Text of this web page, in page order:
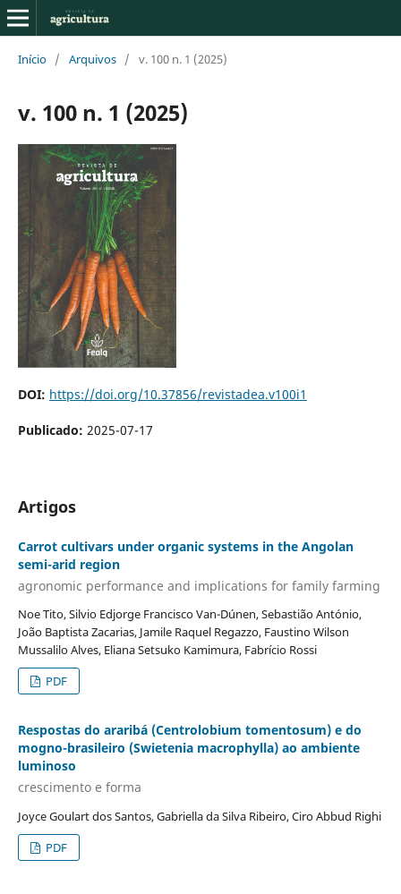
Início / Arquivos / v. 100 n. 1 (2025)
v. 100 n. 1 (2025)
DOI: https://doi.org/10.37856/revistadea.v100i1
Publicado: 2025-07-17
Artigos
Carrot cultivars under organic systems in the Angolan
semi-arid region
agronomic performance and implications for family farming
Noe Tito, Silvio Edjorge Francisco Van-Dúnen, Sebastião António,
João Baptista Zacarias, Jamile Raquel Regazzo, Faustino Wilson
Mussalilo Alves, Eliana Setsuko Kamimura, Fabrício Rossi
PDF
Respostas do araribá (Centrolobium tomentosum) e do
mogno-brasileiro (Swietenia macrophylla) ao ambiente
luminoso
crescimento e forma
Joyce Goulart dos Santos, Gabriella da Silva Ribeiro, Ciro Abbud Righi
PDF